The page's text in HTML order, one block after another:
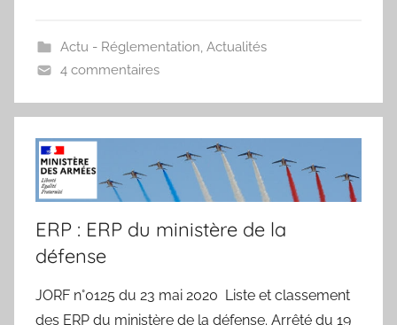
Actu - Réglementation, Actualités
4 commentaires
ERP : ERP du ministère de la
défense
JORF n°0125 du 23 mai 2020 Liste et classement
des ERP du ministère de la défense. Arrêté du 19